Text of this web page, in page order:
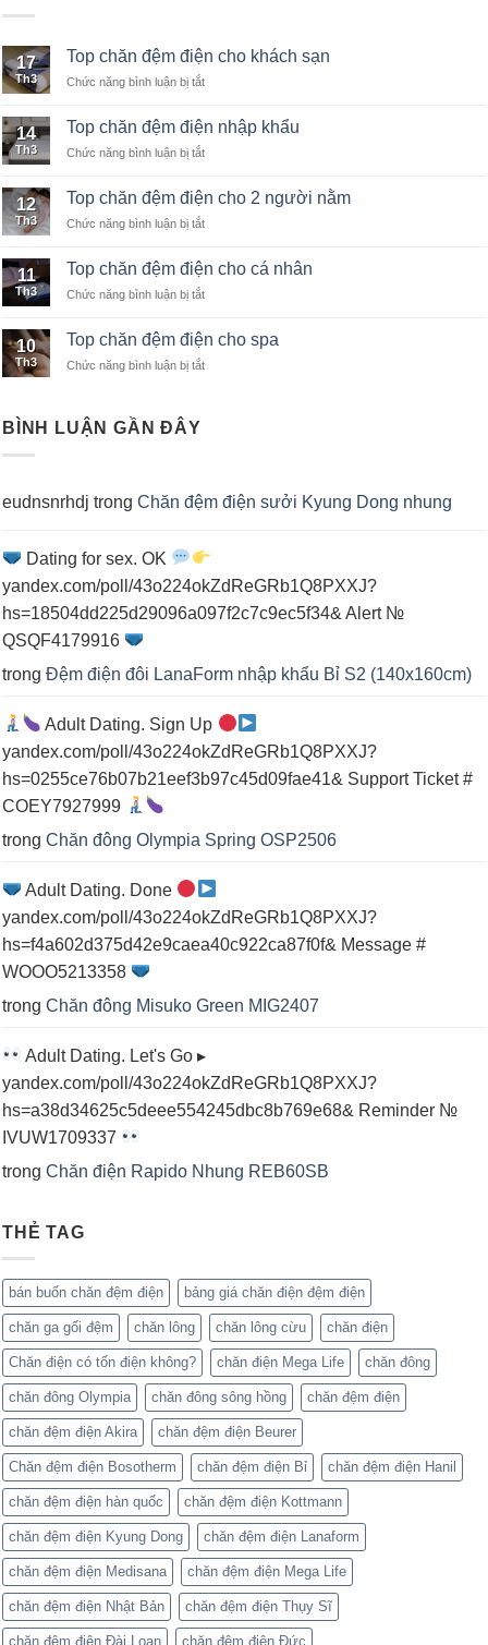
17
Th3
Top chăn đệm điện cho khách sạn
Chức năng bình luận bị tắt
chăn
đệm
khách
14
Th3
Top chăn đệm điện nhập khẩu
Chức năng bình luận bị tắt
chăn
đệm
khẩu
12
Th3
Top chăn đệm điện cho 2 người nằm
Chức năng bình luận bị tắt
chăn
đệm
2
11
Th3
Top chăn đệm điện cho cá nhân
Chức năng bình luận bị tắt
chăn
đệm
10
Th3
Top chăn đệm điện cho spa
Chức năng bình luận bị tắt
BÌNH LUẬN GẦN ĐÂY
eudnsnrhdj trong Chăn đệm điện sưởi Kyung Dong nhung
Dating for sex. OK
yandex.com/poll/43o224okZdReGRb1Q8PXXJ?
hs=18504dd225d29096a097f2c7c9ec5f34& Alert №
QSQF4179916
trong Đệm điện đôi LanaForm nhập khẩu Bỉ S2 (140x160cm)
Adult Dating. Sign Up
yandex.com/poll/43o224okZdReGRb1Q8PXXJ?
hs=0255ce76b07b21eef3b97c45d09fae41& Support Ticket #
COEY7927999
trong Chăn đông Olympia Spring OSP2506
Adult Dating. Done
yandex.com/poll/43o224okZdReGRb1Q8PXXJ?
hs=f4a602d375d42e9caea40c922ca87f0f& Message #
WOOO5213358
trong Chăn đông Misuko Green MIG2407
Adult Dating. Let's Go ▸
yandex.com/poll/43o224okZdReGRb1Q8PXXJ?
hs=a38d34625c5deee554245dbc8b769e68& Reminder №
IVUW1709337
trong Chăn điện Rapido Nhung REB60SB
THẺ TAG
bán buốn chăn đệm điện bảng giá chăn điện đệm điện
chăn ga gối đệm chăn lông chăn lông cừu chăn điện
Chăn điện có tốn điện không? chăn điện Mega Life chăn đông
chăn đông Olympia chăn đông sông hồng chăn đệm điện
chăn đệm điện Akira chăn đệm điện Beurer
Chăn đệm điện Bosotherm chăn đệm điện Bỉ chăn đệm điện Hanil
chăn đệm điện hàn quốc chăn đệm điện Kottmann
chăn đệm điện Kyung Dong chăn đệm điện Lanaform
chăn đệm điện Medisana chăn đệm điện Mega Life
chăn đệm điện Nhật Bản chăn đệm điện Thụy Sĩ
chăn đệm điện Đài Loan chăn đệm điện Đức